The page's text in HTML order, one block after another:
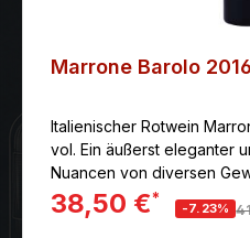
Marrone Barolo 2016
Italienischer Rotwein
vol. Ein äußerst eleganter
Nuancen von diversen
Pfeffer und Trüffel.
38,50 €*
-7.23%